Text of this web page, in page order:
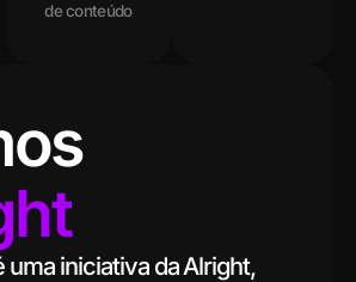
de conteúdo
uma iniciativa da Alright,